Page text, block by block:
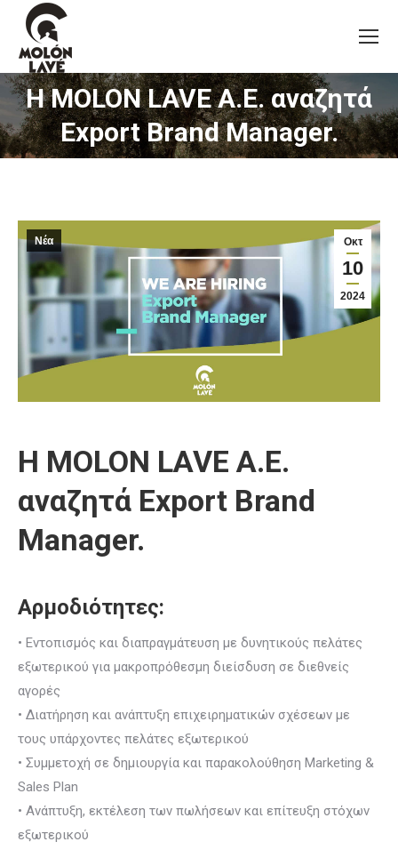
Η MOLON LAVE A.E. αναζητά
Export Brand Manager.
You are here:
Οκτ
10
2024
Νέα
Η MOLON LAVE A.E.
αναζητά Export Brand
Manager.
Αρμοδιότητες:
• Εντοπισμός και διαπραγμάτευση με δυνητικούς πελάτες
εξωτερικού για μακροπρόθεσμη διείσδυση σε διεθνείς
αγορές
• Διατήρηση και ανάπτυξη επιχειρηματικών σχέσεων με
τους υπάρχοντες πελάτες εξωτερικού
• Συμμετοχή σε δημιουργία και παρακολούθηση Marketing &
Sales Plan
• Ανάπτυξη, εκτέλεση των πωλήσεων και επίτευξη στόχων
εξωτερικού